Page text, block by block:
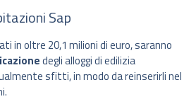
Sap
in oltre 20,1 milioni di euro, saranno
degli alloggi di edilizia
sfitti, in modo da reinserirli nel